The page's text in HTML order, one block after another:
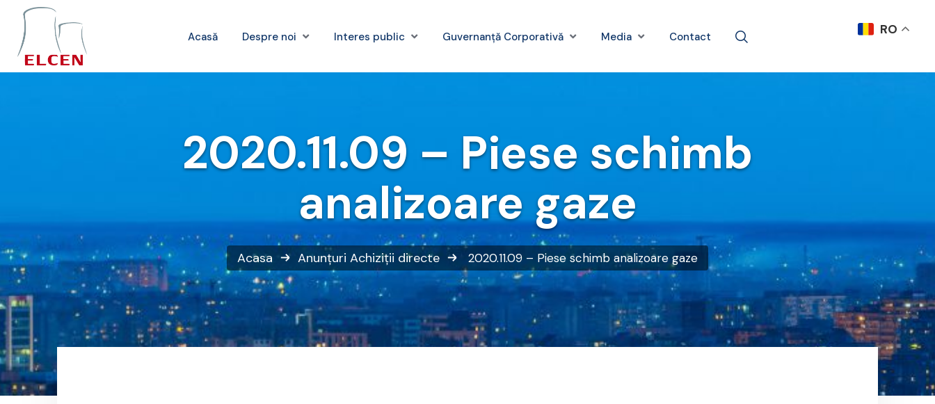
Acasă Despre noi Interes public Guvernanță Corporativă Media Contact
2020.11.09 – Piese schimb
analizoare gaze
Acasa Anunțuri Achiziții directe 2020.11.09 – Piese schimb analizoare gaze
RO